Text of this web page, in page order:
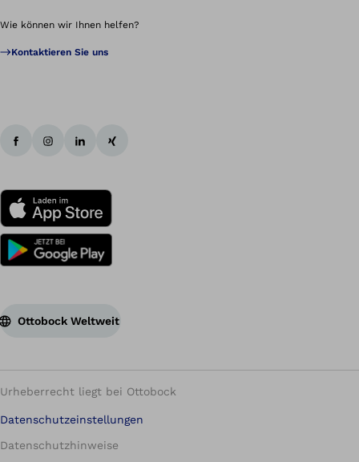
Wie können wir Ihnen helfen?
Kontaktieren Sie uns
Ottobock Weltweit
Urheberrecht liegt bei Ottobock
Datenschutzeinstellungen
Datenschutzhinweise